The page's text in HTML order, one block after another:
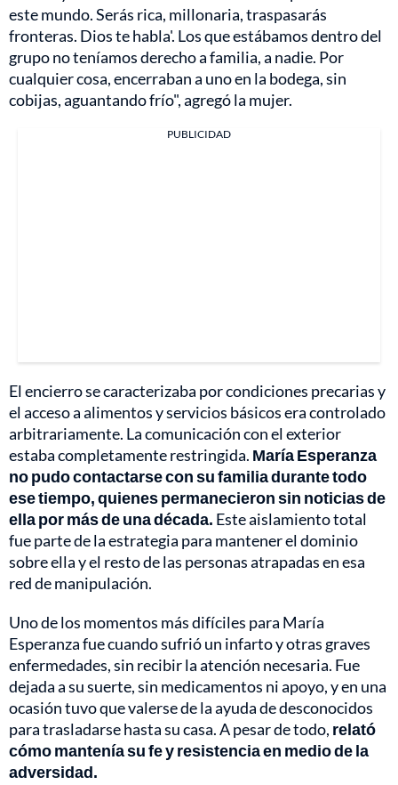
este mundo. Serás rica, millonaria, traspasarás
fronteras. Dios te habla'. Los que estábamos dentro del
grupo no teníamos derecho a familia, a nadie. Por
cualquier cosa, encerraban a uno en la bodega, sin
cobijas, aguantando frío", agregó la mujer.
PUBLICIDAD
El encierro se caracterizaba por condiciones precarias y
el acceso a alimentos y servicios básicos era controlado
arbitrariamente. La comunicación con el exterior
estaba completamente restringida. María Esperanza
no pudo contactarse con su familia durante todo
ese tiempo, quienes permanecieron sin noticias de
ella por más de una década. Este aislamiento total
fue parte de la estrategia para mantener el dominio
sobre ella y el resto de las personas atrapadas en esa
red de manipulación.
Uno de los momentos más difíciles para María
Esperanza fue cuando sufrió un infarto y otras graves
enfermedades, sin recibir la atención necesaria. Fue
dejada a su suerte, sin medicamentos ni apoyo, y en una
ocasión tuvo que valerse de la ayuda de desconocidos
para trasladarse hasta su casa. A pesar de todo, relató
cómo mantenía su fe y resistencia en medio de la
adversidad.